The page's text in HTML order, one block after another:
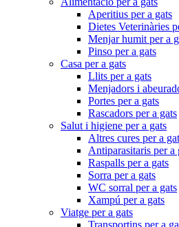
Aperitius per a gats
Dietes Veterinàries
Menjar humit per a
Pinso per a gats
Casa per a gats
Llits per a gats
Menjadors i
Portes per a gats
Rascadors per a gats
Salut i higiene per a gats
Altres cures per a
Antiparasitaris per a
Raspalls per a gats
Sorra per a gats
WC sorral per a gats
Xampú per a gats
Viatge per a gats
Transportins per a